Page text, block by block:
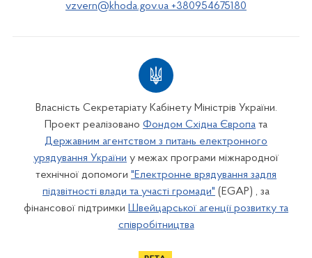
vzvern@khoda.gov.ua +380954675180
Власність Секретаріату Кабінету Міністрів України.
Проект реалізовано Фондом Східна Європа та
Державним агентством з питань електронного
урядування України у межах програми міжнародної
технічної допомоги "Електронне врядування задля
підзвітності влади та участі громади" (EGAP) , за
фінансової підтримки Швейцарської агенції розвитку та
співробітництва